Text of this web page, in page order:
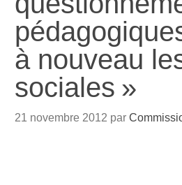
à nouveau
sociales »
21 novembre 2012 par